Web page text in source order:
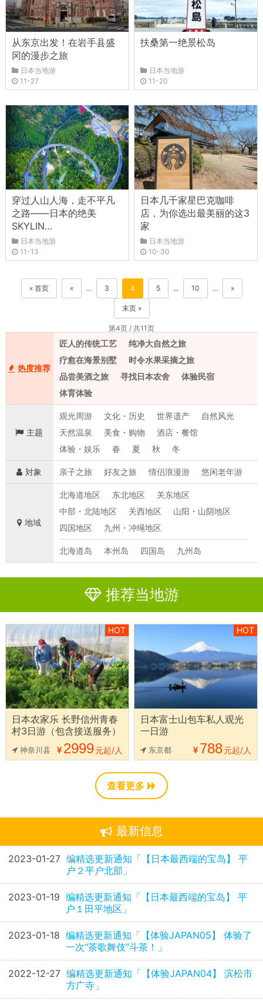
从东京出发！在岩手县盛
冈的漫步之旅
日本当地游
11-27
扶桑第一绝景松岛
日本当地游
11-20
穿过人山人海，走不平凡
之路——日本的绝美
SKYLIN…
日本当地游
11-13
日本几千家星巴克咖啡
店，为你选出最美丽的这3
家
日本当地游
10-30
第4页 / 共11页
« 首页 « ... 3 4 5 ... 10 ... »
末页 »
热度推荐
匠人的传统工艺
纯净大自然之旅
疗愈在海景别墅
时令水果采摘之旅
品尝美酒之旅
寻找日本农舍
体验民宿
体育体验
主题
观光周游 文化・历史 世界遗产
自然风光
天然温泉
美食・购物
酒店・餐馆
体验・娱乐
春 夏 秋 冬
対象 亲子之旅 好友之旅 情侣浪漫游 悠闲老年游
地域
北海道地区 东北地区
关东地区
中部・北陆地区
关西地区
山阳・山阴地区
四国地区
九州・冲绳地区
北海道岛 本州岛 四国岛 九州岛
推荐当地游
HOT
日本农家乐 长野信州青春
村3日游（包含接送服务）
神奈川县 2999元起/人
HOT
日本富士山包车私人观光
一日游
东京都 788元起/人
查看更多
最新信息
2023-01-27 编精选更新通知「【日本最西端的宝岛】 平
户２平户北部」
2023-01-19 编精选更新通知「【日本最西端的宝岛】 平
户１田平地区」
2023-01-18 编精选更新通知「【体验JAPAN05】 体验了
一次“茶歌舞伎”斗茶！」
2022-12-27 编精选更新通知「【体验JAPAN04】 滨松市
方广寺」